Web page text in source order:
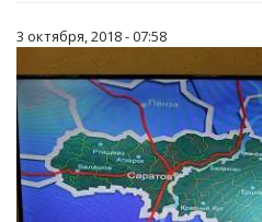
3 октября, 2018 - 07:58